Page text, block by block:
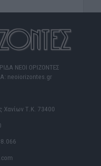
ΝΕΟΙ ΟΡΙΖΟΝΤΕΣ
neoiorizontes.gr
Χανίων Τ.Κ. 73400